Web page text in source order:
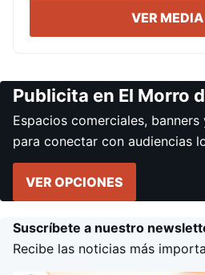
VER
Publicita en El Morro
Espacios comerciales,
para conectar con audiencias
VER OPCIONES
Suscríbete a nuestro
Recibe las noticias más